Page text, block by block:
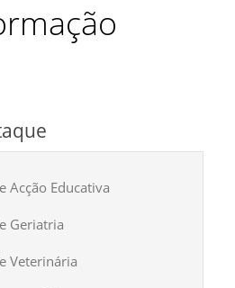
Acção Educativa
Geriatria
Veterinária